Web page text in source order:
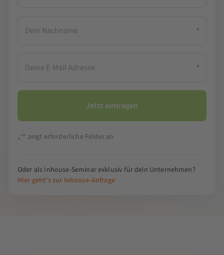
„*“ zeigt erforderliche Felder an
*
*
Oder als Inhouse-Seminar exklusiv für dein Unternehmen?
Hier geht's zur Inhouse-Anfrage